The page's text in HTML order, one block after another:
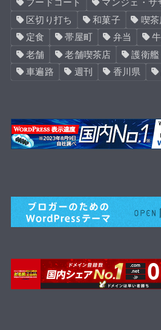
フードコート
マンジェ・サ
区切り打ち
和菓子 喫茶
定食
帯屋町 弁当
老舗
老舗喫茶店
護衛艦
車遍路
週刊 香川県